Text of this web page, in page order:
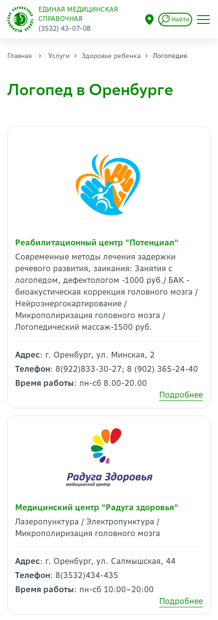
ЕДИНАЯ МЕДИЦИНСКАЯ
СПРАВОЧНАЯ
(3532) 43-07-08
Найти
Главная Услуги Здоровье ребенка Логопедия
Логопед в Оренбурге
Реабилитационный центр "Потенциал"
Современные методы лечения задержки
речевого развития, заикания: Занятия с
логопедом, дефектологом -1000 руб./ БАК -
биоакустическая коррекция головного мозга /
Нейроэнергокартирование /
Микрополиризация головного мозга /
Логопедический массаж-1500 руб.
Адрес: г. Оренбург, ул. Минская, 2
Телефон: 8(922)833-30-27; 8 (902) 365-24-40
Время работы: пн-сб 8.00-20.00
Подробнее
Медицинский центр "Радуга здоровья"
Лазеропунктура / Электропунктура /
Микрополиризация головного мозга
Адрес: г. Оренбург, ул. Салмышская, 44
Телефон: 8(3532)434-435
Время работы: пн-сб 10:00–20:00
Подробнее